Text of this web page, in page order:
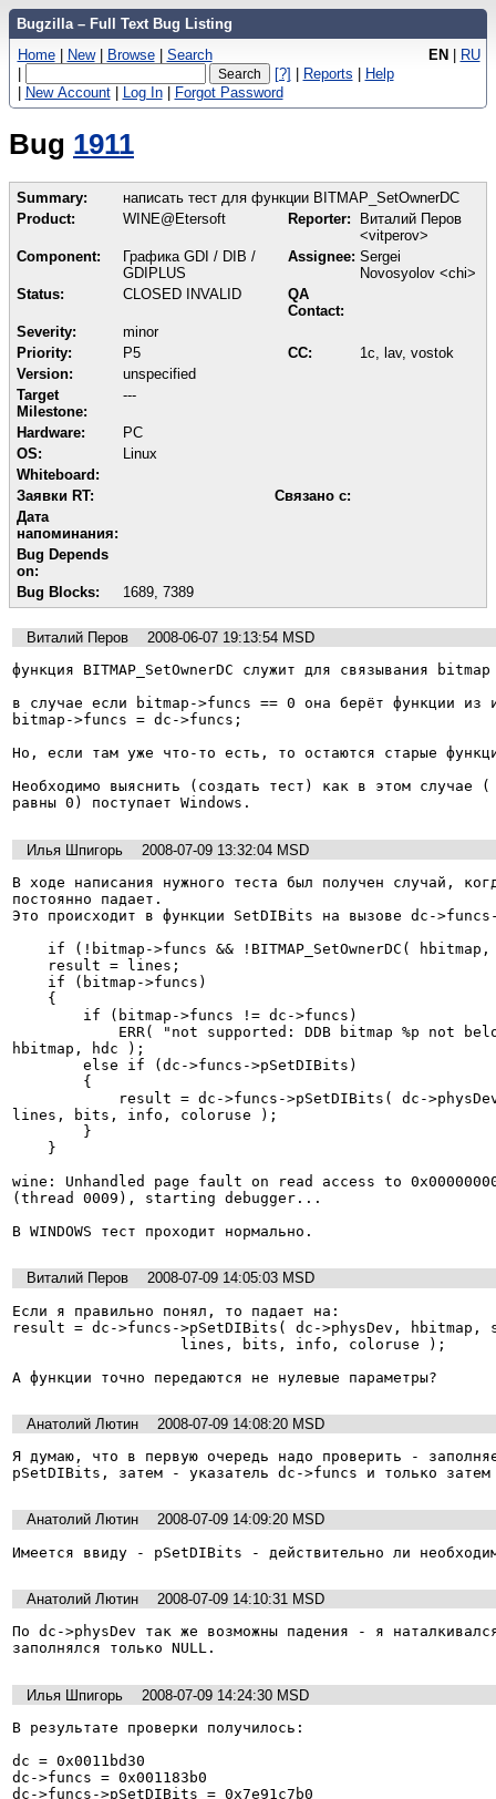
Bugzilla – Full Text Bug Listing
EN | RU
Home | New | Browse | Search
|
[?] | Reports | Help
| New Account | Log In | Forgot Password
Bug 1911
Summary:
написать тест для функции BITMAP_SetOwnerDC
Product:
WINE@Etersoft Reporter:
Виталий Перов
<vitperov>
Component:
Графика GDI / DIB /
GDIPLUS
Assignee: Sergei
Novosyolov <chi>
Status:
CLOSED INVALID
QA
Contact:
Severity:
minor
Priority:
P5 CC:
1c, lav, vostok
Version:
unspecified
Target
Milestone:
---
Hardware:
PC
OS:
Linux
Whiteboard:
Заявки RT:
Связано с:
Дата
напоминания:
Bug Depends
on:
Bug Blocks:
1689 7389
Виталий Перов
2008-06-07 19:13:54 MSD
функция BITMAP_SetOwnerDC служит для связывания
в случае если bitmap->funcs == 0 она берёт функции из
bitmap->funcs = dc->funcs;
Но, если там уже что-то есть, то остаются старые
Необходимо выяснить (создать тест) как в этом случае
равны 0) поступает Windows.
Илья Шпигорь
2008-07-09 13:32:04 MSD
В ходе написания нужного теста был получен случай,
постоянно падает.
Это происходит в функции SetDIBits на вызове dc-
hbitmap, hdc );
lines, bits, info, coloruse );
wine: Unhandled page fault on read access to
(thread 0009), starting debugger...
В WINDOWS тест проходит нормально.
Виталий Перов
2008-07-09 14:05:03 MSD
Если я правильно понял, то падает на:
result = dc->funcs->pSetDIBits( dc->physDev,
А функции точно передаются не нулевые параметры?
Анатолий Лютин
2008-07-09 14:08:20 MSD
Я думаю, что в первую очередь надо проверить -
pSetDIBits, затем - указатель dc->funcs и только затем
Анатолий Лютин
2008-07-09 14:09:20 MSD
Имеется ввиду - pSetDIBits - действительно ли
Анатолий Лютин
2008-07-09 14:10:31 MSD
По dc->physDev так же возможны падения - я
заполнялся только NULL.
Илья Шпигорь
2008-07-09 14:24:30 MSD
В результате проверки получилось:
dc = 0x0011bd30
dc->funcs = 0x001183b0
dc->funcs->pSetDIBits = 0x7e91c7b0